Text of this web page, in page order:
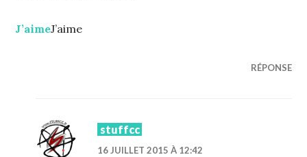
J’aimeJ’aime
RÉPONSE
stuffcc
16 JUILLET 2015 À 12:42